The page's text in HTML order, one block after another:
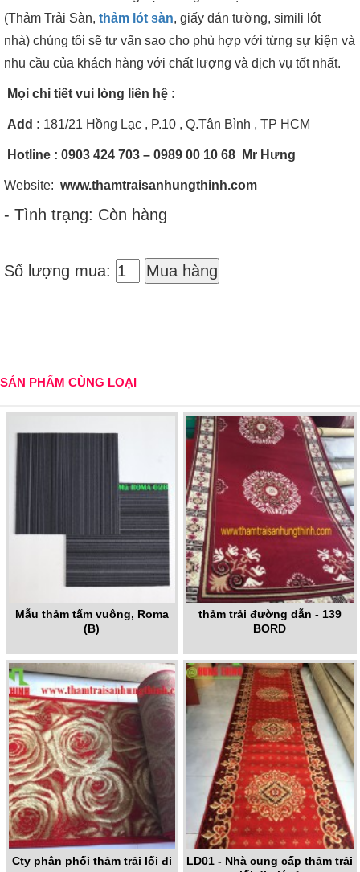
(Thảm Trải Sàn, thảm lót sàn, giấy dán tường, simili lót
nhà) chúng tôi sẽ tư vấn sao cho phù hợp với từng sự kiện và
nhu cầu của khách hàng với chất lượng và dịch vụ tốt nhất.
Mọi chi tiết vui lòng liên hệ :
Add : 181/21 Hồng Lạc , P.10 , Q.Tân Bình , TP HCM
Hotline : 0903 424 703 – 0989 00 10 68 Mr Hưng
Website: www.thamtraisanhungthinh.com
- Tình trạng: Còn hàng
Số lượng mua: Mua hàng
SẢN PHẨM CÙNG LOẠI
Mẫu thảm tấm vuông, Roma
(B)
thảm trải đường dẫn - 139
BORD
Cty phân phối thảm trải lối đi
LD01 - Nhà cung cấp thảm trải